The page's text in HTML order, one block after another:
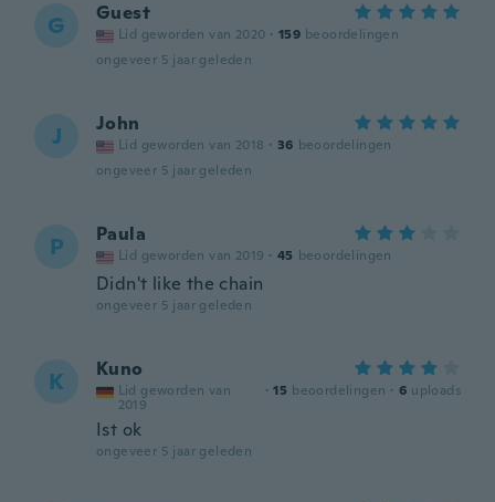
G Guest
Lid geworden van 2020 · 159 beoordelingen
ongeveer 5 jaar geleden
J John
Lid geworden van 2018 · 36 beoordelingen
ongeveer 5 jaar geleden
P Paula
Lid geworden van 2019 · 45 beoordelingen
Didn't like the chain
ongeveer 5 jaar geleden
K Kuno
Lid geworden van
2019
· 15 beoordelingen · 6 uploads
Ist ok
ongeveer 5 jaar geleden